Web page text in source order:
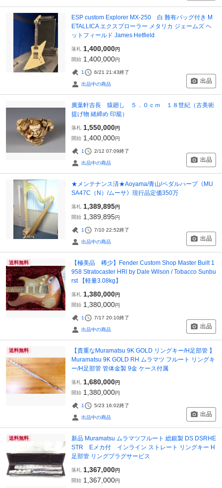
ESP custom Explorer MX-250 白 難有バッグ付き M
ETALLICA エクスプローラー メタリカ ジェームズ ヘ
ットフィールド James Hetfield
落札 1,400,000円
開始 1,400,000円
1 6/21 21:43終了
出品中の商品 出品
廣葉軒吉長 猿廻し ５．０ｃｍ １８世紀（古美術
提げ物 緒締め 印籠）
落札 1,550,000円
開始 1,400,000円
1 2/12 07:09終了
出品中の商品 出品
★メンテナンス済★Aoyama/青山/ペダルハープ《MU
SA47C（N）/ムーサ》現行品定価350万
落札 1,389,895円
開始 1,389,895円
1 7/10 22:52終了
出品中の商品 出品
送料無料
【極美品 稀少】Fender Custom Shop Master Built 1
958 Stratocaster HRl by Dale Wilson / Tobacco Sunbu
rst 【軽量3.08kg】
落札 1,380,000円
開始 1,380,000円
1 7/17 20:10終了
出品中の商品 出品
送料無料
【貴重なMuramatsu 9K GOLD リングキー/H足部管 】
Muramatsu 9K GOLD RH ムラマツ フルート リングキ
ー/H足部管 管体金製 9金 ケース付属
落札 1,680,000円
開始 1,380,000円
1 5/23 16:02終了
出品中の商品 出品
送料無料
新品 Muramatsu ムラマツフルート 総銀製 DS DSRHE
STR Eメカ付 インライン ストレート リングキー H
足部管 リングプラグサービス
落札 1,367,000円
開始 1,367,000円